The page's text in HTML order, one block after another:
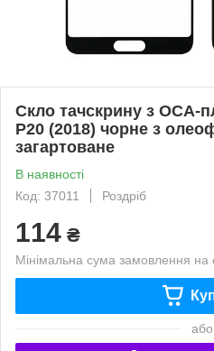
Скло тачскрину з OCA-
P20 (2018) чорне з
загартоване
В наявності
Код: 37011
Роздріб
114 ₴
Мінімальна сума замовлення на
або